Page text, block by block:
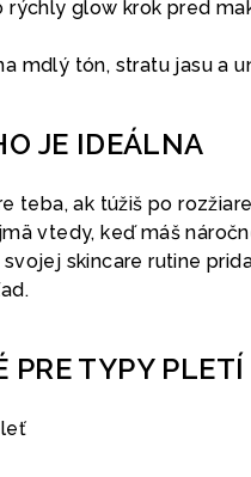
rýchly glow krok pred
mdlý tón, stratu jasu a
JE IDEÁLNA
teba, ak túžiš po
vtedy, keď máš
skincare rutine
PRE TYPY PLETÍ